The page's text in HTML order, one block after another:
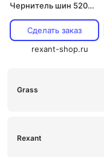
Чернитель шин 520
Сделать заказ
rexant-shop.ru
Grass
Rexant